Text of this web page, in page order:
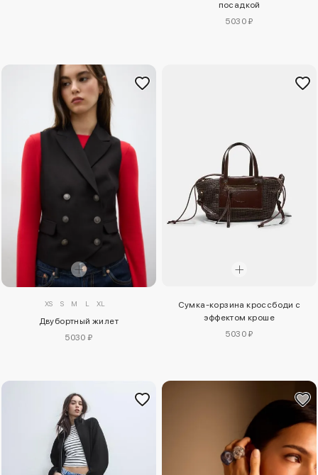
посадкой
5030 ₽
XS S M L XL
Двубортный жилет
5030 ₽
Сумка-корзина кроссбоди с
эффектом кроше
5030 ₽